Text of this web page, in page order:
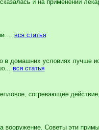
и на применении
вся статья
домашних условиях лучше
вся статья
согревающее
Советы эти